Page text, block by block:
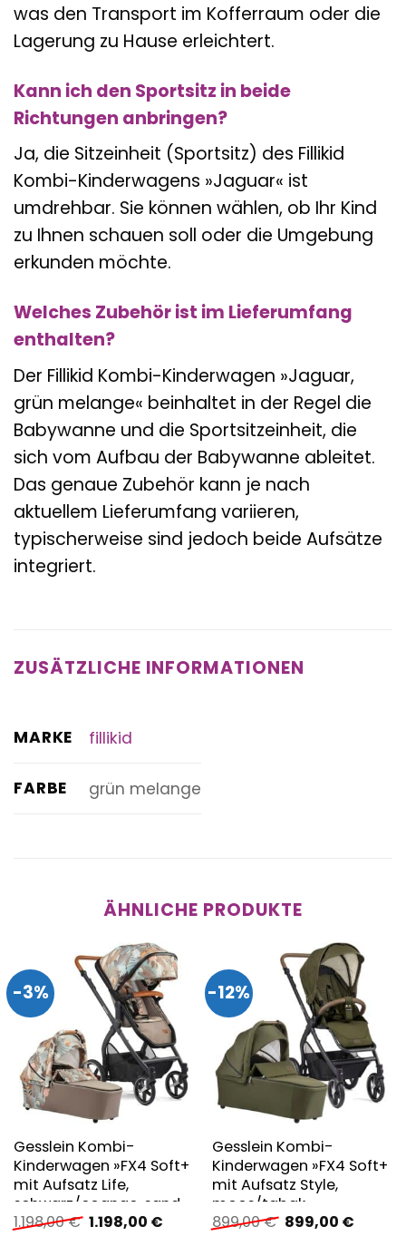
was den Transport im Kofferraum oder die
Lagerung zu Hause erleichtert.
Kann ich den Sportsitz in beide
Richtungen anbringen?
Ja, die Sitzeinheit (Sportsitz) des Fillikid
Kombi-Kinderwagens »Jaguar« ist
umdrehbar. Sie können wählen, ob Ihr Kind
zu Ihnen schauen soll oder die Umgebung
erkunden möchte.
Welches Zubehör ist im Lieferumfang
enthalten?
Der Fillikid Kombi-Kinderwagen »Jaguar,
grün melange« beinhaltet in der Regel die
Babywanne und die Sportsitzeinheit, die
sich vom Aufbau der Babywanne ableitet.
Das genaue Zubehör kann je nach
aktuellem Lieferumfang variieren,
typischerweise sind jedoch beide Aufsätze
integriert.
ZUSÄTZLICHE INFORMATIONEN
MARKE fillikid
FARBE grün melange
ÄHNLICHE PRODUKTE
-3%
Gesslein Kombi-
Kinderwagen »FX4 Soft+
mit Aufsatz Life,
schwarz/cognac, sand«
1.198,00€ Ursprünglicher
1.198,00 €Aktueller
-12%
Gesslein Kombi-
Kinderwagen »FX4 Soft+
mit Aufsatz Style,
moos/tabak«
899,00€ Ursprünglicher
899,00 €